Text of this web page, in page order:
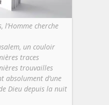
l’Homme cherche
un couloir
traces
trouvailles
absolument d’une
Dieu depuis la nuit